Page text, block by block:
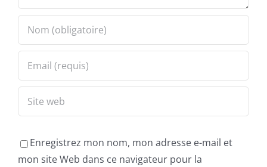
Enregistrez mon nom, mon adresse e-mail et
mon site Web dans ce navigateur pour la